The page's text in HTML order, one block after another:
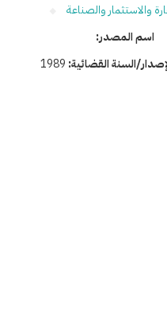
والاستثمار والصناعة
السنة القضائية: 1989
اسم المصدر: